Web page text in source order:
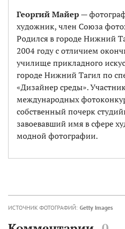
Георгий Майер—
художник, член Союза
Родился в городе Нижний
2004 году с отличием
училище прикладного
городе Нижний Тагил по
«Дизайнер среды».
международных
собственный почерк
завоевавший имя в сфере
модной фотографии.
ИСТОЧНИК ФОТОГРАФИЙ: Getty Images